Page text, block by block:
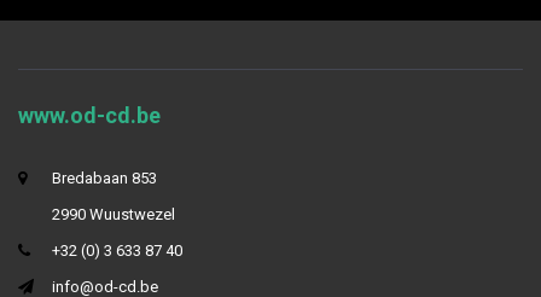
www.od-cd.be
Bredabaan 853
2990 Wuustwezel
+32 (0) 3 633 87 40
info@od-cd.be